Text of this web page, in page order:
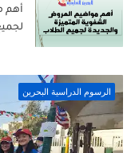
أهم
الرسوم الدراسية البحرين